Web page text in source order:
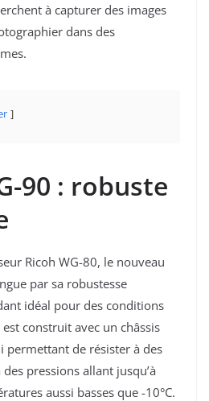
à capturer des images
dans des
90 : robuste
Ricoh WG-80, le nouveau
par sa robustesse
idéal pour des conditions
construit avec un châssis
permettant de résister à des
pressions allant jusqu’à
aussi basses que -10°C.